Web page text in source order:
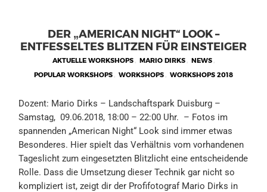
DER „AMERICAN NIGHT“ LOOK –
ENTFESSELTES BLITZEN FÜR EINSTEIGER
AKTUELLE WORKSHOPS , MARIO DIRKS , NEWS ,
POPULAR WORKSHOPS , WORKSHOPS , WORKSHOPS 2018
Dozent: Mario Dirks – Landschaftspark Duisburg –
Samstag, 09.06.2018, 18:00 – 22:00 Uhr. – Fotos im
spannenden „American Night“ Look sind immer etwas
Besonderes. Hier spielt das Verhältnis vom vorhandenen
Tageslicht zum eingesetzten Blitzlicht eine entscheidende
Rolle. Dass die Umsetzung dieser Technik gar nicht so
kompliziert ist, zeigt dir der Profifotograf Mario Dirks in